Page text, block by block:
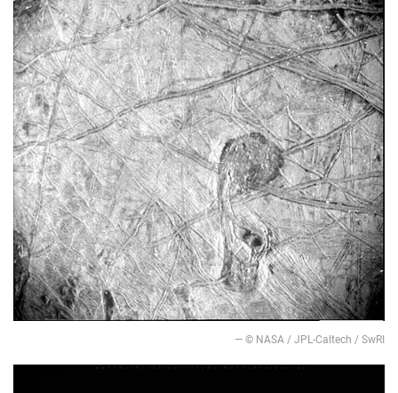
— © NASA / JPL-Caltech / SwRI